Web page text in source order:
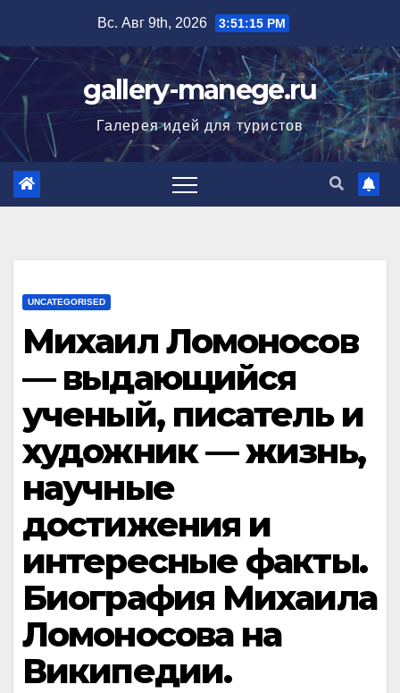
содержимому
Вс. Авг 9th, 2026 3:51:16 PM
gallery-manege.ru
Галерея идей для туристов
UNCATEGORISED
Михаил Ломоносов
— выдающийся
ученый, писатель и
художник — жизнь,
научные
достижения и
интересные факты.
Биография Михаила
Ломоносова на
Википедии.